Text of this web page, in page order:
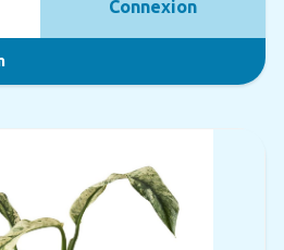
Connexion